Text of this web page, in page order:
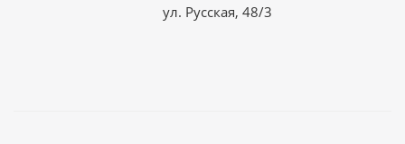
ул. Русская, 48/3